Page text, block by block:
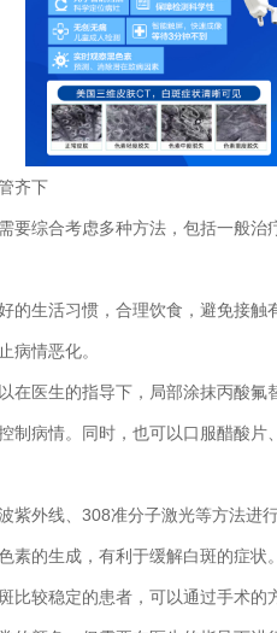
齐下
综合考虑多种方法，包括一般治
生活习惯，合理饮食，避免接触
病情恶化。
医生的指导下，局部涂抹丙酸氟
制病情。同时，也可以口服醋酸
外线、308准分子激光等方法进行
素的生成，有利于缓解白斑的症状。
较稳定的患者，可以通过手术的